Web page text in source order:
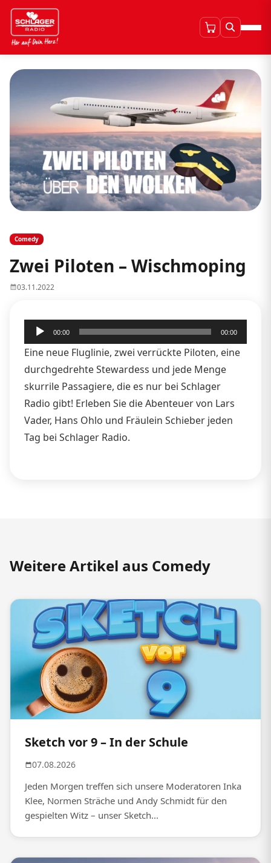
Comedy
Zwei Piloten – Wischmoping
03.11.2022
Audio-
Player
00:00 00:00
Eine neue Fluglinie, zwei verrückte Piloten, eine
durchgedrehte Stewardess und jede Menge
skurrile Passagiere, die es nur bei Schlager
Radio gibt! Erleben Sie die Abenteuer von Lars
Vader, Hans Ohlo und Fräulein Schieber jeden
Tag bei Schlager Radio.
Weitere Artikel aus Comedy
Sketch vor 9 – In der Schule
07.08.2026
Jeden Morgen treffen sich unsere Moderatoren Inka
Klee, Normen Sträche und Andy Schmidt für den
gespielten Witz – unser Sketch...